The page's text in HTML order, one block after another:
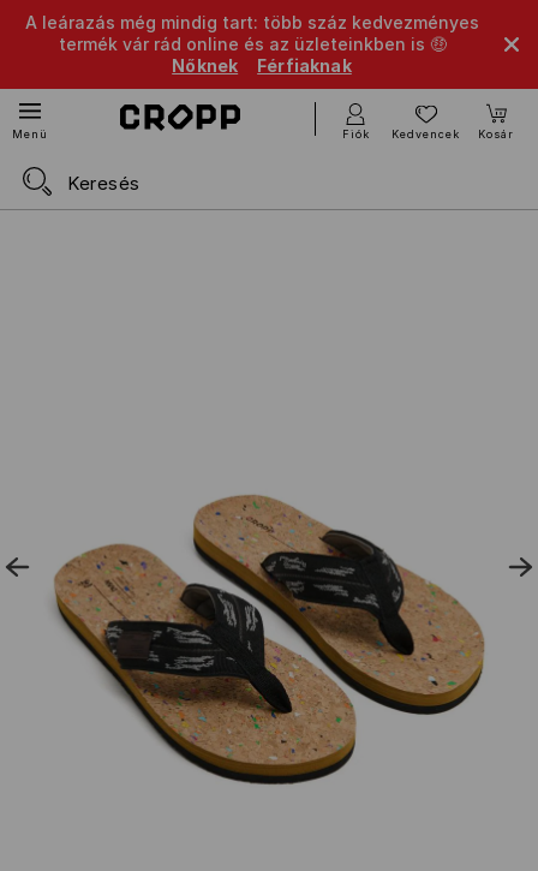
A leárazás még mindig tart: több száz kedvezményes
termék vár rád online és az üzleteinkben is 🤑
Nőknek
Férfiaknak
Menü Fiók Kedvencek Kosár